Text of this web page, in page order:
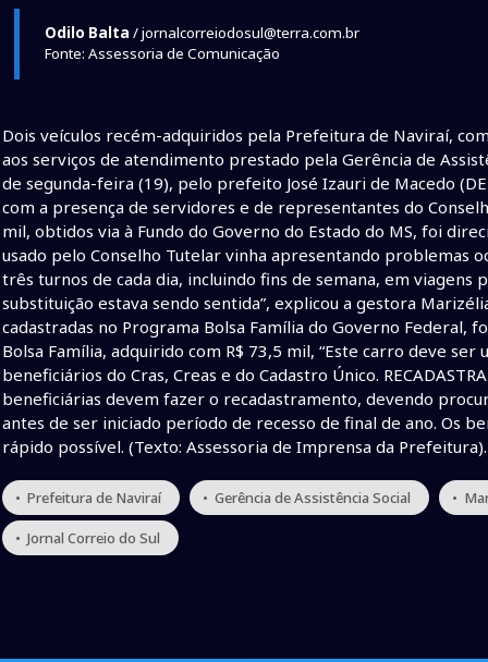
Odilo Balta / jornalcorreiodosul@terra.com.br
Fonte: Assessoria de Comunicação
Dois veículos recém-adquiridos pela Prefeitura de Naviraí,
aos serviços de atendimento prestado pela Gerência de
de segunda-feira (19), pelo prefeito José Izauri de Macedo
com a presença de servidores e de representantes do
mil, obtidos via à Fundo do Governo do Estado do MS, foi
usado pelo Conselho Tutelar vinha apresentando problemas
três turnos de cada dia, incluindo fins de semana, em
substituição estava sendo sentida”, explicou a gestora
cadastradas no Programa Bolsa Família do Governo Federal,
Bolsa Família, adquirido com R$ 73,5 mil, “Este carro deve
beneficiários do Cras, Creas e do Cadastro Único.
beneficiárias devem fazer o recadastramento, devendo
antes de ser iniciado período de recesso de final de ano. Os
rápido possível. (Texto: Assessoria de Imprensa da Prefeitura).
• Prefeitura de Naviraí • Gerência de Assistência Social •
• Jornal Correio do Sul